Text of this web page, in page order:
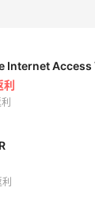
Internet Access
利